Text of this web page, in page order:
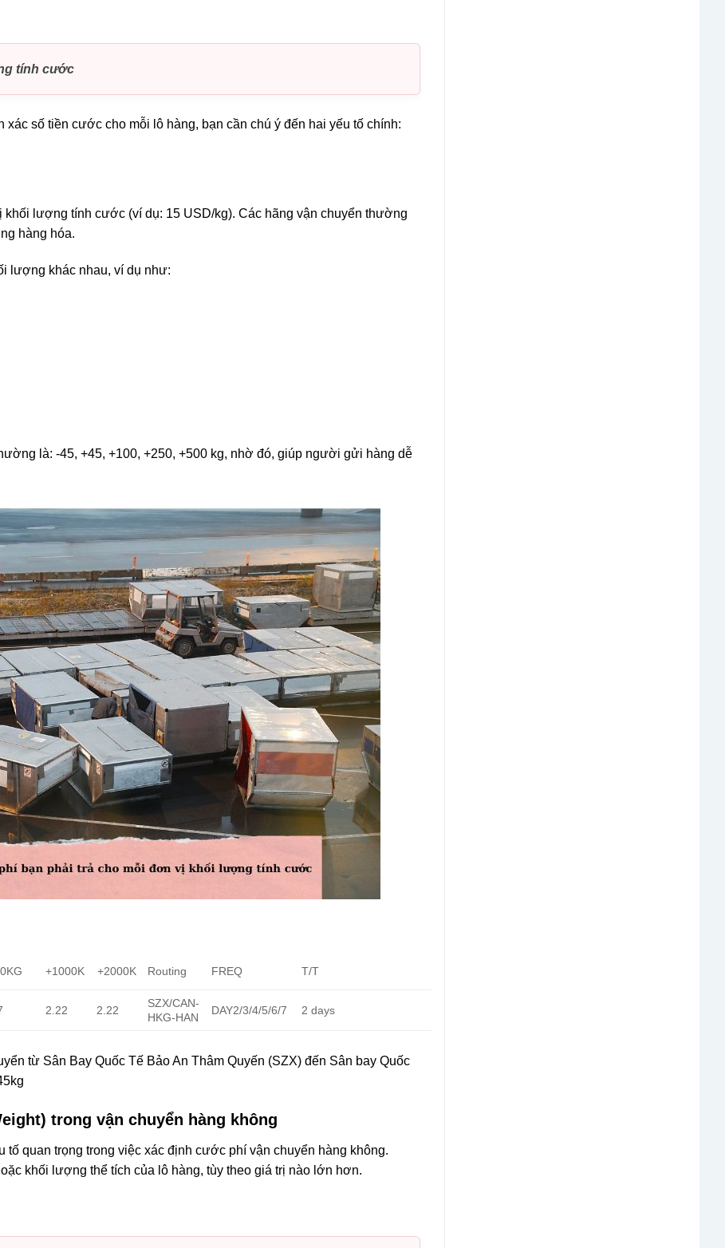
tính cước
xác số tiền cước cho mỗi lô hàng, bạn cần chú ý đến hai yếu tố chính:
lượng tính cước (ví dụ: 15 USD/kg). Các hãng vận chuyển thường
hàng hóa.
lượng khác nhau, ví dụ như:
là: -45, +45, +100, +250, +500 kg, nhờ đó, giúp người gửi hàng dễ
+1000K +2000K Routing FREQ T/T
2.22 2.22
SZX/CAN-
HKG-HAN
DAY2/3/4/5/6/7 2 days
từ Sân Bay Quốc Tế Bảo An Thâm Quyến (SZX) đến Sân bay Quốc
trong vận chuyển hàng không
quan trọng trong việc xác định cước phí vận chuyển hàng không.
khối lượng thể tích của lô hàng, tùy theo giá trị nào lớn hơn.